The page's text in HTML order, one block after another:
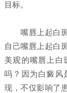
目标。
嘴唇上起白
自己嘴唇上起白
美观的嘴唇上白
吗？因为白癜风
现，不仅影响了